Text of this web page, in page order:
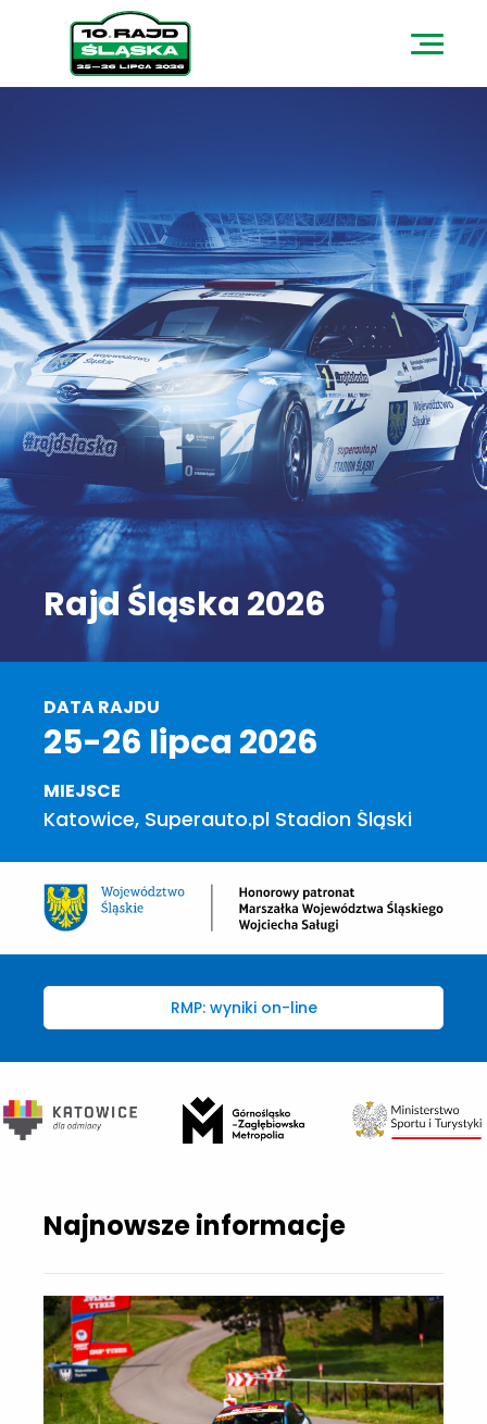
Rajd Śląska 2026
DATA RAJDU
25-26 lipca 2026
MIEJSCE
Katowice, Superauto.pl Stadion Śląski
RMP: wyniki on-line
Najnowsze informacje